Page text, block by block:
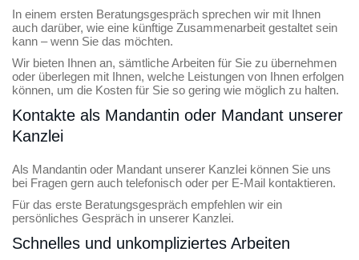
In einem ersten Beratungsgespräch sprechen wir mit Ihnen
auch darüber, wie eine künftige Zusammenarbeit gestaltet sein
kann – wenn Sie das möchten.
Wir bieten Ihnen an, sämtliche Arbeiten für Sie zu übernehmen
oder überlegen mit Ihnen, welche Leistungen von Ihnen erfolgen
können, um die Kosten für Sie so gering wie möglich zu halten.
Kontakte als Mandantin oder Mandant unserer
Kanzlei
Als Mandantin oder Mandant unserer Kanzlei können Sie uns
bei Fragen gern auch telefonisch oder per E-Mail kontaktieren.
Für das erste Beratungsgespräch empfehlen wir ein
persönliches Gespräch in unserer Kanzlei.
Schnelles und unkompliziertes Arbeiten